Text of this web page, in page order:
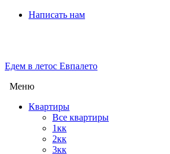
Написать нам
Едем в летос Евпалето
Меню
Квартиры
Все квартиры
1кк
2кк
3кк